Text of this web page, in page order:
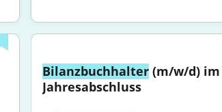
Bilanzbuchhalter (m/w/d) im
Jahresabschluss